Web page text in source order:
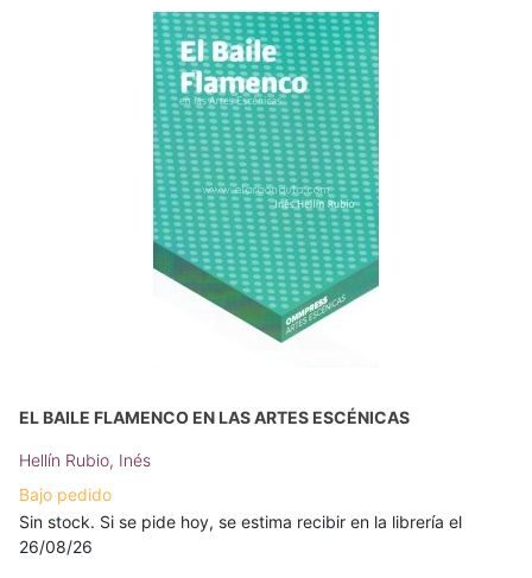
EL BAILE FLAMENCO EN LAS ARTES ESCÉNICAS
Hellín Rubio, Inés
Bajo pedido
Sin stock. Si se pide hoy, se estima recibir en la librería el
26/08/26